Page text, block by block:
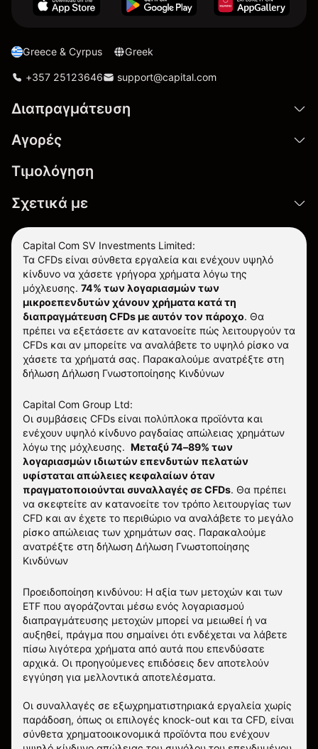
Greece & Cyrpus Greek
+357 25123646 support@capital.com
Διαπραγμάτευση
Αγορές
Τιμολόγηση
Σχετικά με
Capital Com SV Investments Limited:
Τα CFDs είναι σύνθετα εργαλεία και ενέχουν υψηλό
κίνδυνο να χάσετε γρήγορα χρήματα λόγω της
μόχλευσης. 74% των λογαριασμών των
μικροεπενδυτών χάνουν χρήματα κατά τη
διαπραγμάτευση CFDs με αυτόν τον πάροχο. Θα
πρέπει να εξετάσετε αν κατανοείτε πώς λειτουργούν τα
CFDs και αν μπορείτε να αναλάβετε το υψηλό ρίσκο να
χάσετε τα χρήματά σας. Παρακαλούμε ανατρέξτε στη
δήλωση Δήλωση Γνωστοποίησης Κινδύνων
Capital Com Group Ltd:
Οι συμβάσεις CFDs είναι πολύπλοκα προϊόντα και
ενέχουν υψηλό κίνδυνο ραγδαίας απώλειας χρημάτων
λόγω της μόχλευσης. Μεταξύ 74–89% των
λογαριασμών ιδιωτών επενδυτών πελατών
υφίσταται απώλειες κεφαλαίων όταν
πραγματοποιούνται συναλλαγές σε CFDs. Θα πρέπει
να σκεφτείτε αν κατανοείτε τον τρόπο λειτουργίας των
CFD και αν έχετε το περιθώριο να αναλάβετε το μεγάλο
ρίσκο απώλειας των χρημάτων σας. Παρακαλούμε
ανατρέξτε στη δήλωση Δήλωση Γνωστοποίησης
Κινδύνων
Προειδοποίηση κινδύνου: Η αξία των μετοχών και των
ETF που αγοράζονται μέσω ενός λογαριασμού
διαπραγμάτευσης μετοχών μπορεί να μειωθεί ή να
αυξηθεί, πράγμα που σημαίνει ότι ενδέχεται να λάβετε
πίσω λιγότερα χρήματα από αυτά που επενδύσατε
αρχικά. Οι προηγούμενες επιδόσεις δεν αποτελούν
εγγύηση για μελλοντικά αποτελέσματα.
Οι συναλλαγές σε εξωχρηματιστηριακά εργαλεία χωρίς
παράδοση, όπως οι επιλογές knock-out και τα CFD, είναι
σύνθετα χρηματοοικονομικά προϊόντα που ενέχουν